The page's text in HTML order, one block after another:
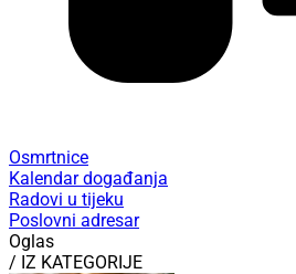
Osmrtnice
Kalendar događanja
Radovi u tijeku
Poslovni adresar
Oglas
/ IZ KATEGORIJE